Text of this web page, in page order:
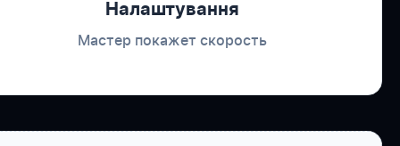
Налаштування
Мастер покажет скорость